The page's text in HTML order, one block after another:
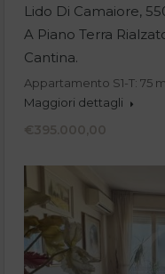
Lido Di Camaiore,
A Piano Terra
Cantina.
Appartamento S1-T: 75
Maggiori dettagli
€395.000,00